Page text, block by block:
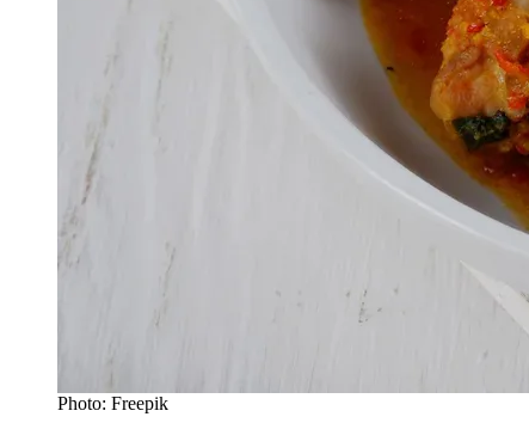
Photo: Freepik